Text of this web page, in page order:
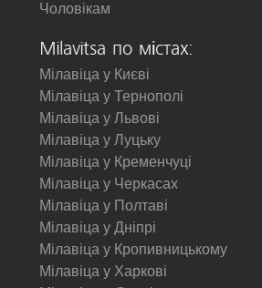
Чоловікам
Milavitsa по містах:
Мілавіца у Києві
Мілавіца у Тернополі
Мілавіца у Львові
Мілавіца у Луцьку
Мілавіца у Кременчуці
Мілавіца у Черкасах
Мілавіца у Полтаві
Мілавіца у Дніпрі
Мілавіца у Кропивницькому
Мілавіца у Харкові